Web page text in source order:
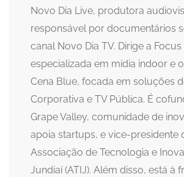
Novo Dia Live, produtora
responsável por documentários
canal Novo Dia TV. Dirige a
especializada em mídia indoor e
Cena Blue, focada em soluções
Corporativa e TV Pública. É
Grape Valley, comunidade de
apoia startups, e vice-presidente
Associação de Tecnologia e
Jundiaí (ATIJ). Além disso, está à